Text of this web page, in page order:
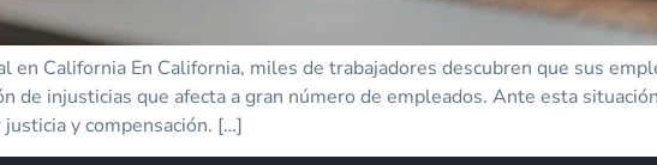
California En California, miles de trabajadores descubren que sus
injusticias que afecta a gran número de empleados. Ante esta
y compensación. […]